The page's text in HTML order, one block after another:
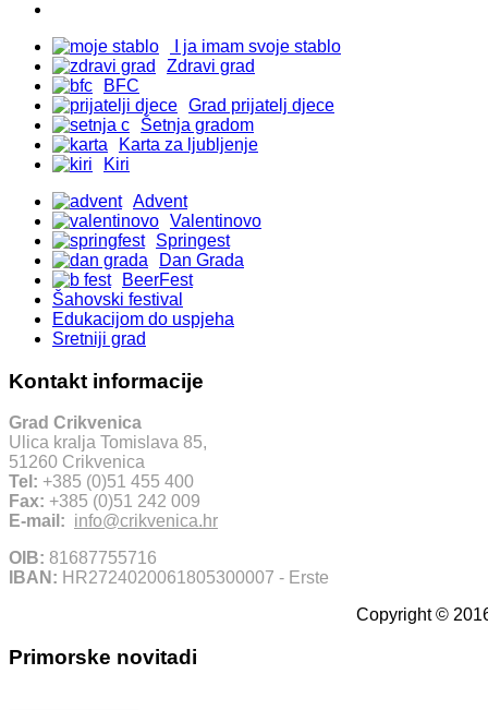
I ja imam svoje stablo
Zdravi grad
BFC
Grad prijatelj djece
Šetnja gradom
Karta za ljubljenje
Kiri
Advent
Valentinovo
Springest
Dan Grada
BeerFest
Šahovski festival
Edukacijom do uspjeha
Sretniji grad
Kontakt informacije
Grad Crikvenica
Ulica kralja Tomislava 85,
51260 Crikvenica
Tel: +385 (0)51 455 400
Fax: +385 (0)51 242 009
E-mail: info@crikvenica.hr
OIB: 81687755716
IBAN: HR2724020061805300007 - Erste
Copyright ©
Primorske novitadi